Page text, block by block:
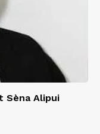
Sèna Alipui